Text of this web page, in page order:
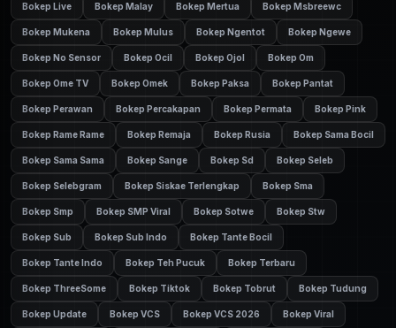
Bokep Live Bokep Malay Bokep Mertua Bokep Msbreewc
Bokep Mukena Bokep Mulus Bokep Ngentot Bokep Ngewe
Bokep No Sensor Bokep Ocil Bokep Ojol Bokep Om
Bokep Ome TV Bokep Omek Bokep Paksa Bokep Pantat
Bokep Perawan Bokep Percakapan Bokep Permata Bokep Pink
Bokep Rame Rame Bokep Remaja Bokep Rusia Bokep Sama Bocil
Bokep Sama Sama Bokep Sange Bokep Sd Bokep Seleb
Bokep Selebgram Bokep Siskae Terlengkap Bokep Sma
Bokep Smp Bokep SMP Viral Bokep Sotwe Bokep Stw
Bokep Sub Bokep Sub Indo Bokep Tante Bocil
Bokep Tante Indo Bokep Teh Pucuk Bokep Terbaru
Bokep ThreeSome Bokep Tiktok Bokep Tobrut Bokep Tudung
Bokep Update Bokep VCS Bokep VCS 2026 Bokep Viral